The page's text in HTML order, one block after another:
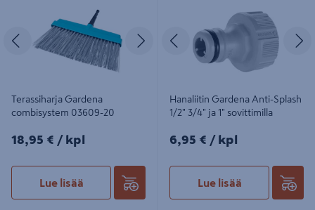
Edellinen Seuraava
Terassiharja Gardena
combisystem 03609-20
18,95€/kpl
18,95 € / kpl
Lue lisää
Edellinen
Hanaliitin Gardena Anti-Splash
1/2" 3/4" ja 1" sovittimilla
6,95€/kpl
6,95 € / kpl
Lue lisää